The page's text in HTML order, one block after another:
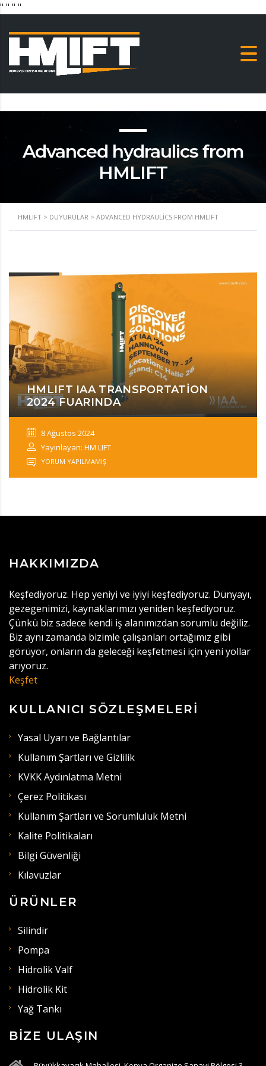
" " " "
Advanced hydraulics from
HMLIFT
HMLIFT > DUYURULAR > ADVANCED HYDRAULICS FROM HMLIFT
HMLIFT IAA TRANSPORTATION
2024 FUARINDA
8 Ağustos 2024
Yayınlayan: HM LIFT
YORUM YAPILMAMIŞ
HAKKIMIZDA
Keşfediyoruz. Hep yeniyi ve iyiyi keşfediyoruz. Dünyayı,
gezegenimizi, kaynaklarımızı yeniden keşfediyoruz.
Çünkü biz sadece kendi iş alanımızdan sorumlu değiliz.
Biz aynı zamanda bizimle çalışanları ortağımız gibi
görüyor, onların da geleceği keşfetmesi için yeni yollar
arıyoruz.
Keşfet
KULLANICI SÖZLEŞMELERI
Yasal Uyarı ve Bağlantılar
Kullanım Şartları ve Gizlilik
KVKK Aydınlatma Metni
Çerez Politikası
Kullanım Şartları ve Sorumluluk Metni
Kalite Politikaları
Bilgi Güvenliği
Kılavuzlar
ÜRÜNLER
Silindir
Pompa
Hidrolik Valf
Hidrolik Kit
Yağ Tankı
BIZE ULAŞIN